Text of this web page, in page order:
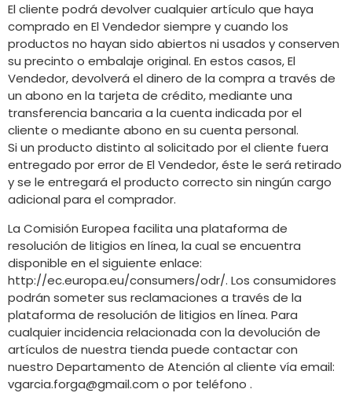
El cliente podrá devolver cualquier artículo que haya
comprado en El Vendedor siempre y cuando los
productos no hayan sido abiertos ni usados y conserven
su precinto o embalaje original. En estos casos, El
Vendedor, devolverá el dinero de la compra a través de
un abono en la tarjeta de crédito, mediante una
transferencia bancaria a la cuenta indicada por el
cliente o mediante abono en su cuenta personal.
Si un producto distinto al solicitado por el cliente fuera
entregado por error de El Vendedor, éste le será retirado
y se le entregará el producto correcto sin ningún cargo
adicional para el comprador.
La Comisión Europea facilita una plataforma de
resolución de litigios en línea, la cual se encuentra
disponible en el siguiente enlace:
http://ec.europa.eu/consumers/odr/. Los consumidores
podrán someter sus reclamaciones a través de la
plataforma de resolución de litigios en línea. Para
cualquier incidencia relacionada con la devolución de
artículos de nuestra tienda puede contactar con
nuestro Departamento de Atención al cliente vía email:
vgarcia.forga@gmail.com o por teléfono .